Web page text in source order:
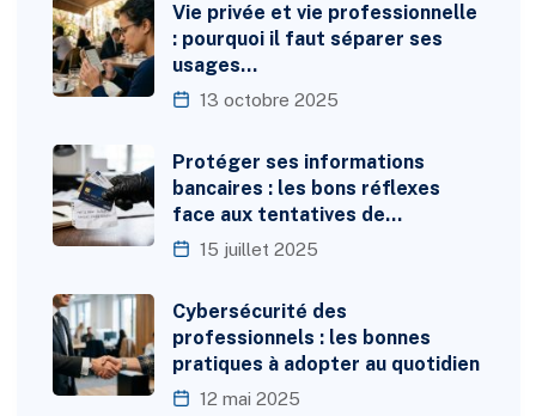
Vie privée et vie professionnelle
: pourquoi il faut séparer ses
usages…
13 octobre 2025
Protéger ses informations
bancaires : les bons réflexes
face aux tentatives de…
15 juillet 2025
Cybersécurité des
professionnels : les bonnes
pratiques à adopter au quotidien
12 mai 2025